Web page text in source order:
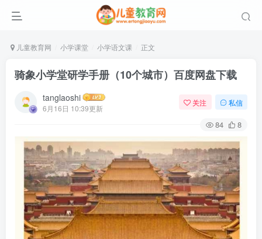
儿童教育网 小学课堂 小学语文课 正文
骑象小学堂研学手册（10个城市）百度网盘下载
tanglaoshi
6月16日 10:39更新
关注 私信
84 8